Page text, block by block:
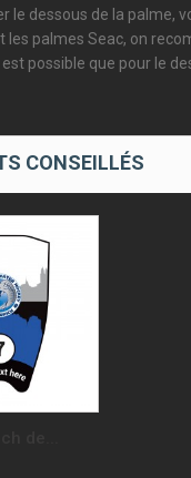
le dessous de la palme,
les palmes Seac, on
est possible que pour le
CONSEILLÉS